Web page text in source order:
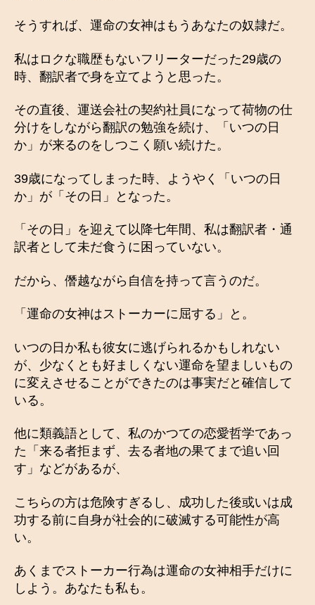
そうすれば、運命の女神はもうあなたの奴隷だ。
私はロクな職歴もないフリーターだった29歳の
時、翻訳者で身を立てようと思った。
その直後、運送会社の契約社員になって荷物の仕
分けをしながら翻訳の勉強を続け、「いつの日
か」が来るのをしつこく願い続けた。
39歳になってしまった時、ようやく「いつの日
か」が「その日」となった。
「その日」を迎えて以降七年間、私は翻訳者・通
訳者として未だ食うに困っていない。
だから、僭越ながら自信を持って言うのだ。
「運命の女神はストーカーに屈する」と。
いつの日か私も彼女に逃げられるかもしれない
が、少なくとも好ましくない運命を望ましいもの
に変えさせることができたのは事実だと確信して
いる。
他に類義語として、私のかつての恋愛哲学であっ
た「来る者拒まず、去る者地の果てまで追い回
す」などがあるが、
こちらの方は危険すぎるし、成功した後或いは成
功する前に自身が社会的に破滅する可能性が高
い。
あくまでストーカー行為は運命の女神相手だけに
しよう。あなたも私も。